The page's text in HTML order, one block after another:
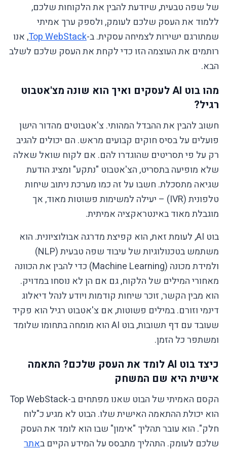
של שפה טבעית, שיודעת להבין את הלקוחות שלכם,
ללמוד את העסק שלכם לעומק, ולספק ערך אמיתי
שמתורגם ישירות לצמיחה עסקית. ב-Top WebStack, אנו
רותמים את העוצמה הזו כדי לקחת את העסק שלכם לשלב
הבא.
מהו בוט AI לעסקים ואיך הוא שונה מצ'אטבוט
רגיל?
חשוב להבין את ההבדל המהותי. צ'אטבוטים מהדור הישן
פועלים על בסיס חוקים קבועים מראש. הם יכולים להגיב
רק על פי תסריטים שהוגדרו להם. אם לקוח שואל שאלה
שלא מופיעה בתסריט, הצ'אטבוט "נתקע" ומציג הודעת
שגיאה מתסכלת. חשבו על זה כמו מערכת ניתוב שיחות
טלפונית (IVR) – יעילה למשימות פשוטות מאוד, אך
מוגבלת מאוד באינטראקציה אמיתית.
בוט AI, לעומת זאת, הוא קפיצת מדרגה אבולוציונית. הוא
משתמש בטכנולוגיות של עיבוד שפה טבעית (NLP)
ולמידת מכונה (Machine Learning) כדי להבין את הכוונה
מאחורי המילים של הלקוח, גם אם הן לא נוסחו במדויק.
הוא מבין הקשר, זוכר שיחות קודמות ויודע לנהל דיאלוג
דינמי וזורם. במילים פשוטות, אם צ'אטבוט רגיל הוא פקיד
שעובד עם דף תשובות, בוט AI הוא מומחה בתחומו שלומד
ומשתפר כל הזמן.
כיצד בוט AI לומד את העסק שלכם? התאמה
אישית היא שם המשחק
הקסם האמיתי של הבוט שאנו מפתחים ב-Top WebStack
הוא יכולת ההתאמה האישית שלו. הבוט לא מגיע כ"לוח
חלק". הוא עובר תהליך "אימון" שבו הוא לומד את העסק
שלכם לעומק. התהליך מתבסס על המידע הקיים באתר